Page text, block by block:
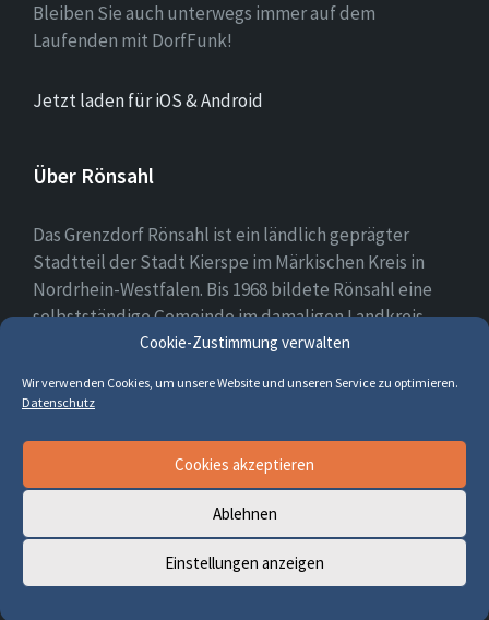
Cookie-Zustimmung verwalten
Wir verwenden Cookies, um unsere Website und unseren Service zu optimieren.
Datenschutz
Cookies akzeptieren
Ablehnen
Einstellungen anzeigen
Bleiben Sie auch unterwegs immer auf dem
Laufenden mit DorfFunk!
Jetzt laden für iOS & Android
Über Rönsahl
Das Grenzdorf Rönsahl ist ein ländlich geprägter
Stadtteil der Stadt Kierspe im Märkischen Kreis in
Nordrhein-Westfalen. Bis 1968 bildete Rönsahl eine
selbstständige Gemeinde im damaligen Landkreis
Altena. Heute leben etwa 2.300 Menschen in und um
Facebook
© 2026 Rönsahl